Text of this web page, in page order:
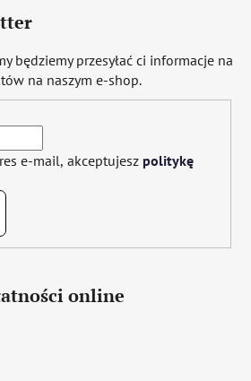
będziemy przesyłać ci informacje na
na naszym e-shop.
e-mail, akceptujesz politykę
online